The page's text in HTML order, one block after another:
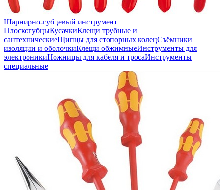
Шарнирно-губцевый инструмент
ПлоскогубцыКусачкиКлещи трубные и
сантехническиеЩипцы для стопорных колецСъёмники
изоляции и оболочкиКлещи обжимныеИнструменты для
электроникиНожницы для кабеля и тросаИнструменты
специальные